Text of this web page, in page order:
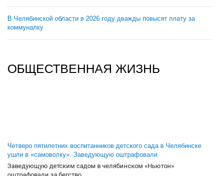
В Челябинской области в 2026 году дважды повысят плату за
коммуналку
ОБЩЕСТВЕННАЯ ЖИЗНЬ
Четверо пятилетних воспитанников детского сада в Челябинске
ушли в «самоволку». Заведующую оштрафовали
Заведующую детским садом в челябинском «Ньютон»